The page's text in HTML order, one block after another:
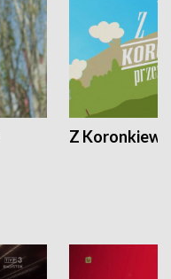
Z